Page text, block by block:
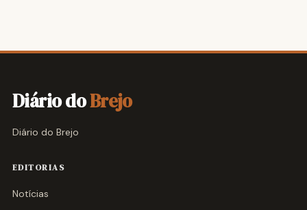
Diário doBrejo
Diário do Brejo
EDITORIAS
Notícias